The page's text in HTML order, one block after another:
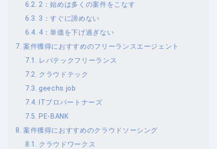
2：始めは多くの案件をこなす
3：すぐに諦めない
4：単価を下げ過ぎない
案件獲得におすすめのフリーランスエージェント
レバテックフリーランス
クラウドテック
geechs job
ITプロパートナーズ
PE-BANK
案件獲得におすすめのクラウドソーシング
クラウドワークス